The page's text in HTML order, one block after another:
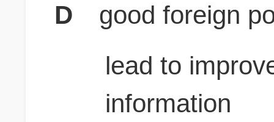
D
good foreign
lead to
information